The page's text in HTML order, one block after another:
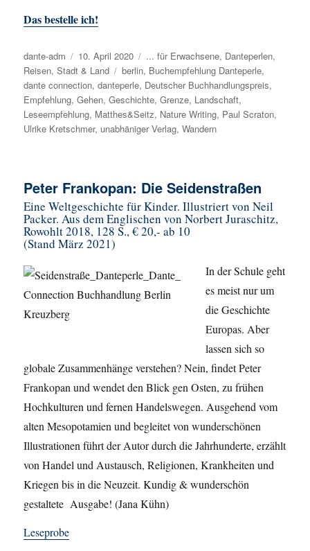
Das bestelle ich!
Autor
dante-adm
Veröffentlicht
am
10. April 2020 Kategorien
... für Erwachsene, Danteperlen,
Reisen,Stadt & Land Schlagwörter
berlin, Buchempfehlung Danteperle,
dante connection,danteperle, Deutscher Buchhandlungspreis,
Empfehlung,Gehen,Geschichte,Grenze, Landschaft,
Leseempfehlung, Matthes&Seitz, Nature Writing, Paul Scraton,
Ulrike Kretschmer, unabhäniger Verlag,Wandern
Peter Frankopan: Die Seidenstraßen
Eine Weltgeschichte für Kinder. Illustriert von Neil
Packer. Aus dem Englischen von Norbert Juraschitz,
Rowohlt 2018, 128 S., € 20,- ab 10
(Stand März 2021)
In der Schule geht
es meist nur um
die Geschichte
Europas. Aber
lassen sich so
globale Zusammenhänge verstehen? Nein, findet Peter
Frankopan und wendet den Blick gen Osten, zu frühen
Hochkulturen und fernen Handelswegen. Ausgehend vom
alten Mesopotamien und begleitet von wunderschönen
Illustrationen führt der Autor durch die Jahrhunderte, erzählt
von Handel und Austausch, Religionen, Krankheiten und
Kriegen bis in die Neuzeit. Kundig & wunderschön
gestaltete Ausgabe! (Jana Kühn)
Leseprobe